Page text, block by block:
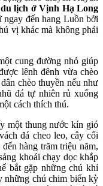
lịch ở Vịnh Hạ Long
ngay đến hang Luồn bởi
vị khác mà không phải
cung đường nhỏ giúp
lênh đênh vừa chèo
chèo thuyền nếu như
đá tự nhiên rủ xuống
cách thích thú.
một thung nước kín gió
đá cheo leo, cây cối
hàng trăm triệu năm,
khoái chạy dọc khắp
bắt gặp những chú khỉ
những chú chim biển kỳ